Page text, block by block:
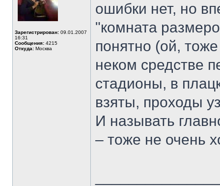
Зарегистрирован: 09.01.2007
16:31
Сообщения: 4215
Откуда: Москва
ошибки нет, но
"комната
понятно (ой,
неком средстве
стадионы, в
взяты, проходы
И называть
– тоже не очень